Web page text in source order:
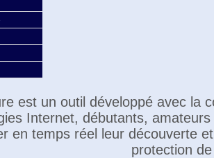
est un outil développé avec la
Internet, débutants,
en temps réel leur découverte
protection